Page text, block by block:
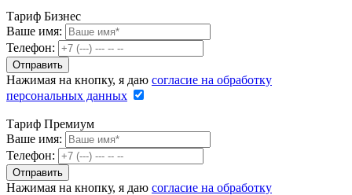
Тариф Бизнес
Ваше имя:
Телефон:
Нажимая на кнопку, я даю согласие на обработку
персональных данных
Тариф Премиум
Ваше имя:
Телефон:
Нажимая на кнопку, я даю согласие на обработку